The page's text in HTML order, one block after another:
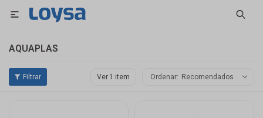

AQUAPLAS
Ver Recomendados